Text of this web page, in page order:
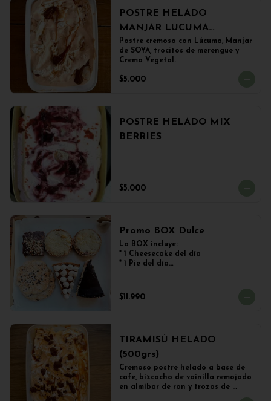
POSTRE HELADO
MANJAR LUCUMA
(500grs)
Postre cremoso con Lúcuma, Manjar
de SOYA, trocitos de merengue y
Crema Vegetal.
$5.000
POSTRE HELADO MIX
BERRIES
$5.000
Promo BOX Dulce
La BOX incluye:
* 1 Cheesecake del día
* 1 Pie del día
* 2 Galletones de Avena
$11.990
TIRAMISÚ HELADO
(500grs)
Cremoso postre helado a base de
cafe, bizcocho de vainilla remojado
en almibar de ron y trozos de